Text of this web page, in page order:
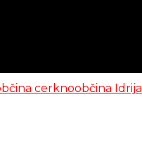
cerknoobčina Idrija